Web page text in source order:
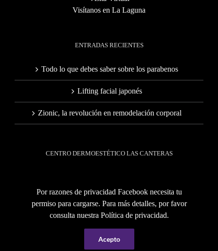
Visítanos en La Laguna
ENTRADAS RECIENTES
Todo lo que debes saber sobre los parabenos
Lifting facial japonés
Zionic, la revolución en remodelación corporal
CENTRO DERMOESTÉTICO LAS CANTERAS
Por razones de privacidad Facebook necesita tu
permiso para cargarse. Para más detalles, por favor
consulta nuestra Política de privacidad.
Acepto